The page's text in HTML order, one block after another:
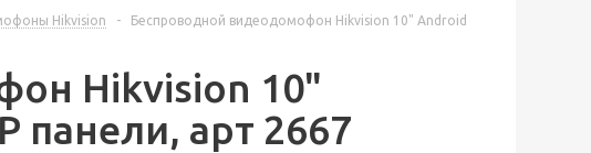
Hikvision -
Беспроводной видеодомофон Hikvision 10" Android
Hikvision 10"
панели, арт 2667